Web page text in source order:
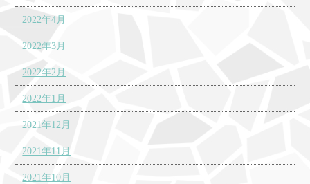
2022年4月
2022年3月
2022年2月
2022年1月
2021年12月
2021年11月
2021年10月